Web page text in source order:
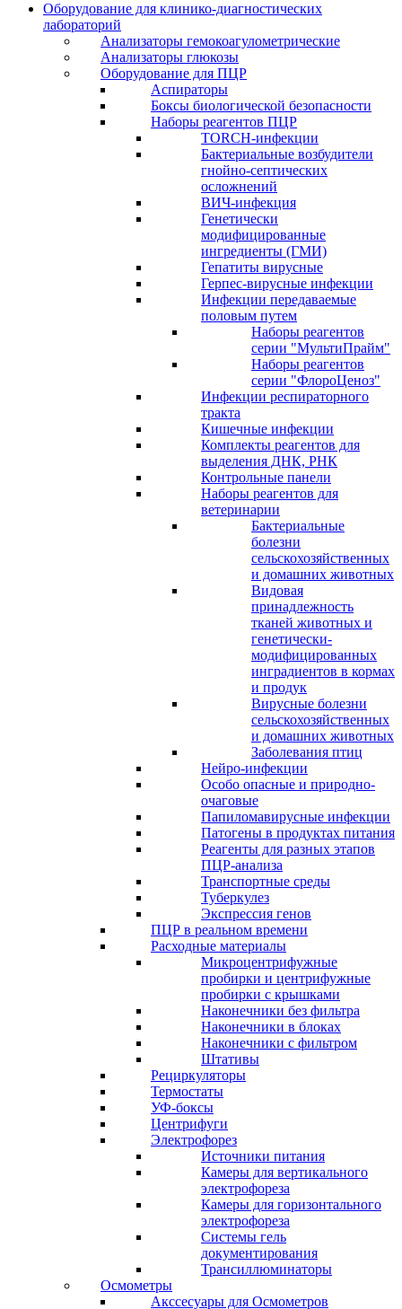
Оборудование для клинико-диагностических
лабораторий
Анализаторы гемокоагулометрические
Анализаторы глюкозы
Оборудование для ПЦР
Аспираторы
Боксы биологической безопасности
Наборы реагентов ПЦР
TORCH-инфекции
Бактериальные возбудители
гнойно-септических
осложнений
ВИЧ-инфекция
Генетически
модифицированные
ингредиенты (ГМИ)
Гепатиты вирусные
Герпес-вирусные инфекции
Инфекции передаваемые
половым путем
Наборы реагентов
серии "МультиПрайм"
Наборы реагентов
серии "ФлороЦеноз"
Инфекции респираторного
тракта
Кишечные инфекции
Комплекты реагентов для
выделения ДНК, РНК
Контрольные панели
Наборы реагентов для
ветеринарии
Бактериальные
болезни
сельскохозяйственных
и домашних животных
Видовая
принадлежность
тканей животных и
генетически-
модифицированных
инградиентов в кормах
и продук
Вирусные болезни
сельскохозяйственных
и домашних животных
Заболевания птиц
Нейро-инфекции
Особо опасные и природно-
очаговые
Папиломавирусные инфекции
Патогены в продуктах питания
Реагенты для разных этапов
ПЦР-анализа
Транспортные среды
Туберкулез
Экспрессия генов
ПЦР в реальном времени
Расходные материалы
Микроцентрифужные
пробирки и центрифужные
пробирки с крышками
Наконечники без фильтра
Наконечники в блоках
Наконечники с фильтром
Штативы
Рециркуляторы
Термостаты
УФ-боксы
Центрифуги
Электрофорез
Источники питания
Камеры для вертикального
электрофореза
Камеры для горизонтального
электрофореза
Системы гель
документирования
Трансиллюминаторы
Осмометры
Акссесуары для Осмометров